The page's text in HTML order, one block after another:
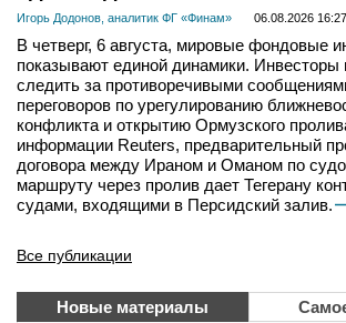
Игорь Додонов, аналитик ФГ «Финам» 06.08.2026 16:27
В четверг, 6 августа, мировые фондовые
показывают единой динамики.
следить за противоречивыми
переговоров по урегулированию
конфликта и открытию Ормузского
информации Reuters, предварительный
договора между Ираном и Оманом по
маршруту через пролив дает Тегерану
судами, входящими в Персидский залив.
Все публикации
Новые материалы